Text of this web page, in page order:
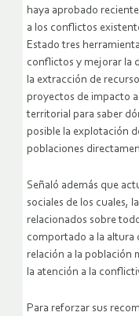
haya aprobado
a los conflictos
Estado tres
conflictos y mejorar la
la extracción de
proyectos de impacto
territorial para saber
posible la explotación
poblaciones
Señaló además que
sociales de los cuales,
relacionados sobre
comportado a la altura
relación a la población
la atención a la
Para reforzar sus